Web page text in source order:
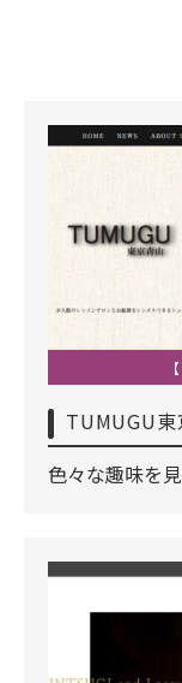
TUMUGU東
色々な趣味を